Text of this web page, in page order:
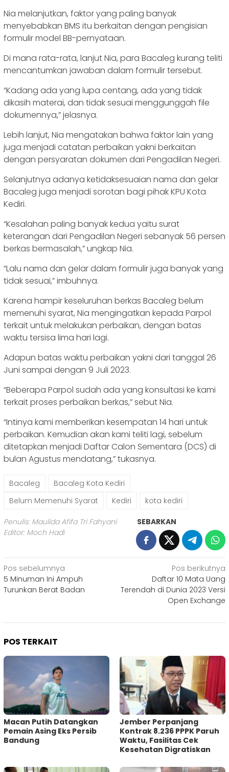
Nia melanjutkan, faktor yang paling banyak
menyebabkan BMS itu berkaitan dengan pengisian
formulir model BB-pernyataan.
Di mana rata-rata, lanjut Nia, para Bacaleg kurang teliti
mencantumkan jawaban dalam formulir tersebut.
“Kadang ada yang lupa centang, ada yang tidak
dikasih materai, dan tidak sesuai menggunggah file
dokumennya,” jelasnya.
Lebih lanjut, Nia mengatakan bahwa faktor lain yang
juga menjadi catatan perbaikan yakni berkaitan
dengan persyaratan dokumen dari Pengadilan Negeri.
Selanjutnya adanya ketidaksesuaian nama dan gelar
Bacaleg juga menjadi sorotan bagi pihak KPU Kota
Kediri.
“Kesalahan paling banyak kedua yaitu surat
keterangan dari Pengadilan Negeri sebanyak 56 persen
berkas bermasalah,” ungkap Nia.
“Lalu nama dan gelar dalam formulir juga banyak yang
tidak sesuai,” imbuhnya.
Karena hampir keseluruhan berkas Bacaleg belum
memenuhi syarat, Nia mengingatkan kepada Parpol
terkait untuk melakukan perbaikan, dengan batas
waktu tersisa lima hari lagi.
Adapun batas waktu perbaikan yakni dari tanggal 26
Juni sampai dengan 9 Juli 2023.
“Beberapa Parpol sudah ada yang konsultasi ke kami
terkait proses perbaikan berkas,” sebut Nia.
“Intinya kami memberikan kesempatan 14 hari untuk
perbaikan. Kemudian akan kami teliti lagi, sebelum
ditetapkan menjadi Daftar Calon Sementara (DCS) di
bulan Agustus mendatang,” tukasnya.
Bacaleg
Bacaleg Kota Kediri
Belum Memenuhi Syarat
Kediri kota kediri
Penulis: Maulida Afifa Tri Fahyani
Editor: Moch Hadi
SEBARKAN
Navigasi
pos
Pos sebelumnya
5 Minuman Ini Ampuh
Turunkan Berat Badan
Pos berikutnya
Daftar 10 Mata Uang
Terendah di Dunia 2023 Versi
Open Exchange
POS TERKAIT
Macan Putih Datangkan
Pemain Asing Eks Persib
Bandung
Jember Perpanjang
Kontrak 8.236 PPPK Paruh
Waktu, Fasilitas Cek
Kesehatan Digratiskan